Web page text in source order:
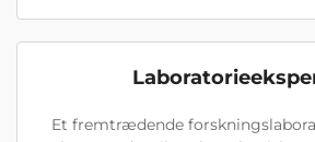
Et fremtrædende